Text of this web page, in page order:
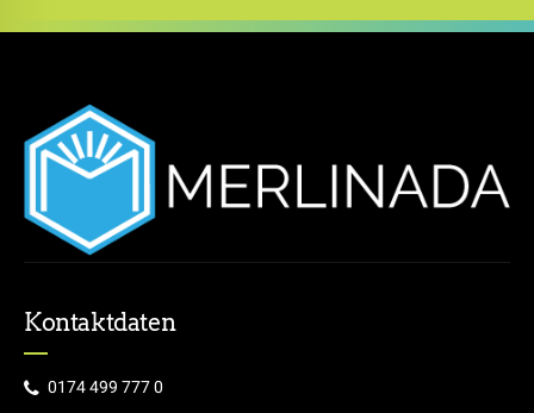
Kontaktdaten
0174 499 777 0